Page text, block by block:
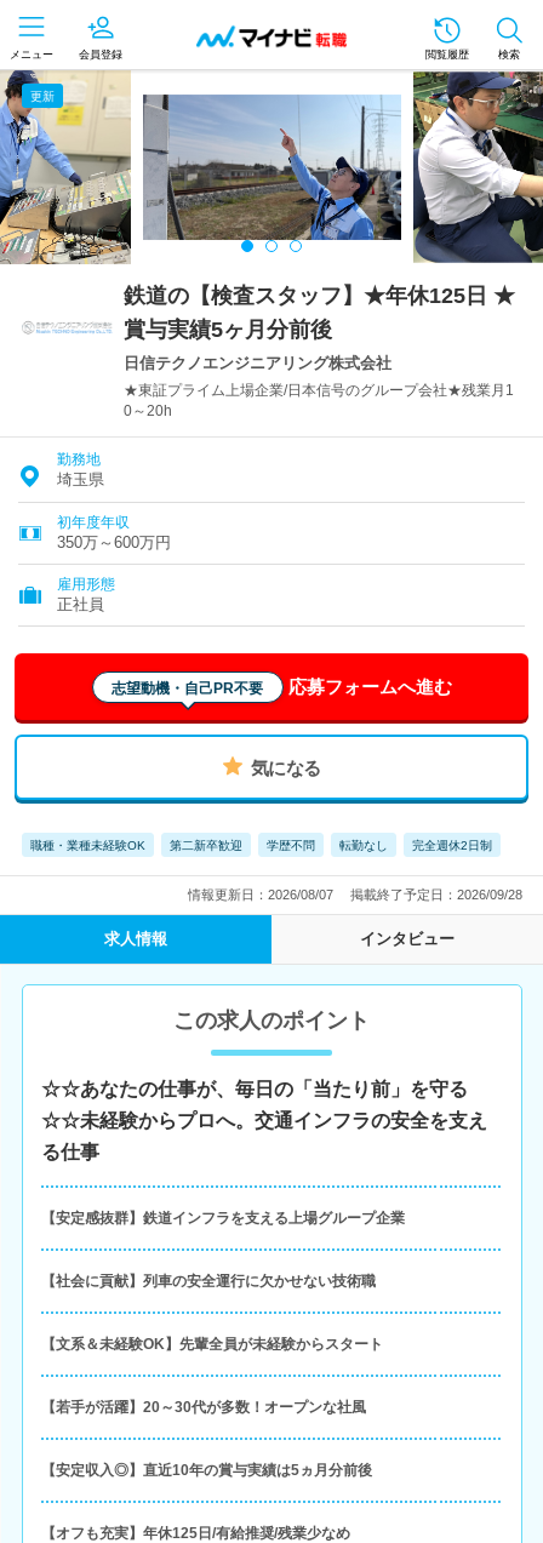
メニュー 会員登録 閲覧履歴 検索
更新
鉄道の【検査スタッフ】★年休125日 ★
賞与実績5ヶ月分前後
日信テクノエンジニアリング株式会社
★東証プライム上場企業/日本信号のグループ会社★残業月1
0～20h
勤務地
埼玉県
初年度年収
350万～600万円
雇用形態
正社員
志望動機・自己PR不要 応募フォームへ進む
気になる
職種・業種未経験OK 第二新卒歓迎 学歴不問 転勤なし 完全週休2日制
情報更新日：2026/08/07 掲載終了予定日：2026/09/28
求人情報 インタビュー
この求人のポイント
☆☆あなたの仕事が、毎日の「当たり前」を守る
☆☆未経験からプロへ。交通インフラの安全を支え
る仕事
【安定感抜群】鉄道インフラを支える上場グループ企業
【社会に貢献】列車の安全運行に欠かせない技術職
【文系＆未経験OK】先輩全員が未経験からスタート
【若手が活躍】20～30代が多数！オープンな社風
【安定収入◎】直近10年の賞与実績は5ヵ月分前後
【オフも充実】年休125日/有給推奨/残業少なめ